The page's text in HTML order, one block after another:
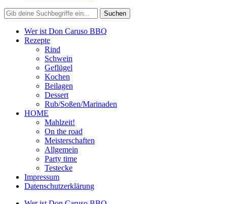
Wer ist Don Caruso BBQ
Rezepte
Rind
Schwein
Geflügel
Kochen
Beilagen
Dessert
Rub/Soßen/Marinaden
HOME
Mahlzeit!
On the road
Meisterschaften
Allgemein
Party time
Testecke
Impressum
Datenschutzerklärung